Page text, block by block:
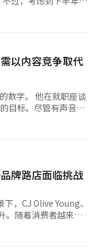
仅是基于投资组合多
将支撑黄金价格的观
史最高水平。销售额
8%。iPhone 17系
为中心的销售结构。
格不同，苹果成功保
。Counterpoint
果受到内存供应紧
，从而保持了价格竞
出，安卓制造商的价
星电子也保持了稳定
二，销售额和出货量
两位数的增长，进一
导体和显示器等核心
影响。尽管对部分产
，从而实现了出货量
成本压力导致业绩下
，出货量下降26%，
于其业务结构中入门
生水平、服务、价格
家餐厅。 这6家餐厅
“海美园”。 纳州
，包括自主标示国产
具管理、减少剩余食
。 特别是今年将与
道和婴儿座椅，以便
用餐饮环境。 被选中
化改善实践物品、经
网络服务(SNS)宣传
推广纳州独特的饮食
500万旅游时代的代
我们将培育一个让游
努力促进地方经济和
统翻译与编辑。
单在下半年可能会逐
长，因此下半年有望
“乔治亚工厂停工相关
，未来若能在上半年
响。” 此外，
销售公司结构调整
以内容竞争取代
目标。尽管有声音担
调了市场规模的重要
，吸引更多的民间投
作了30多年的全球营
成赫表
行业，但实际上它涉
程度不亚于半导体行
政府等。朴成赫在上
牌路店面临挑战
，CJ Olive Young、
。随着消费者越来越
店正被多品牌商店和